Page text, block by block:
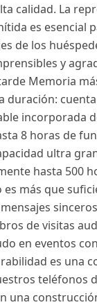
calidad. La
es esencial
de los
y
Memoria
duración:
incorporada
8 horas de
ultra
hasta 500
es más que
de visitas
en eventos
es una
teléfonos
una